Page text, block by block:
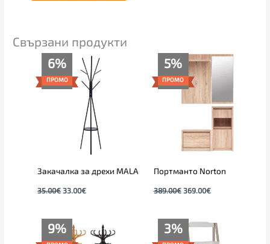
Свързани продукти
6%
ПРОМО
Закачалка за дрехи MALA
35.00€
Original
price
was:
35.00€.
33.00€
Текущата
цена
е:
33.00€.
5%
ПРОМО
Портманто Norton
389.00€
price
was:
389.00€.
369.00€
Текущата
е:
9%Original
price
was:
цена
3% Original
price
was:
Текущата
цена
е: